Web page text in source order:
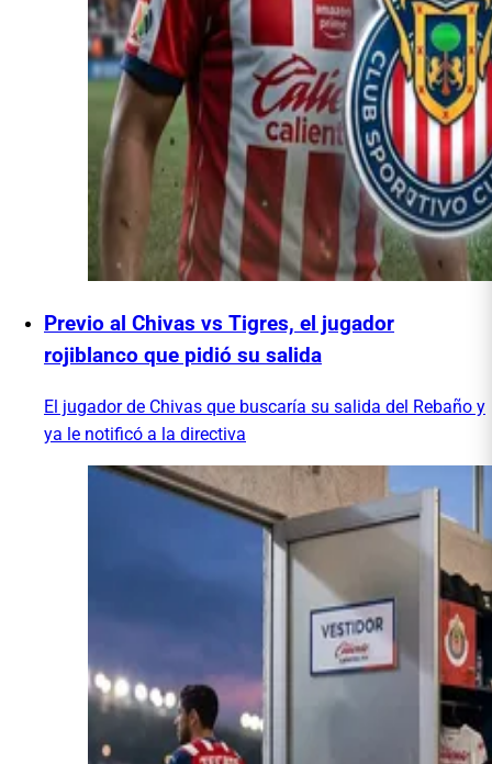
Previo al Chivas vs Tigres, el jugador
rojiblanco que pidió su salida
El jugador de Chivas que buscaría su salida del Rebaño y
ya le notificó a la directiva